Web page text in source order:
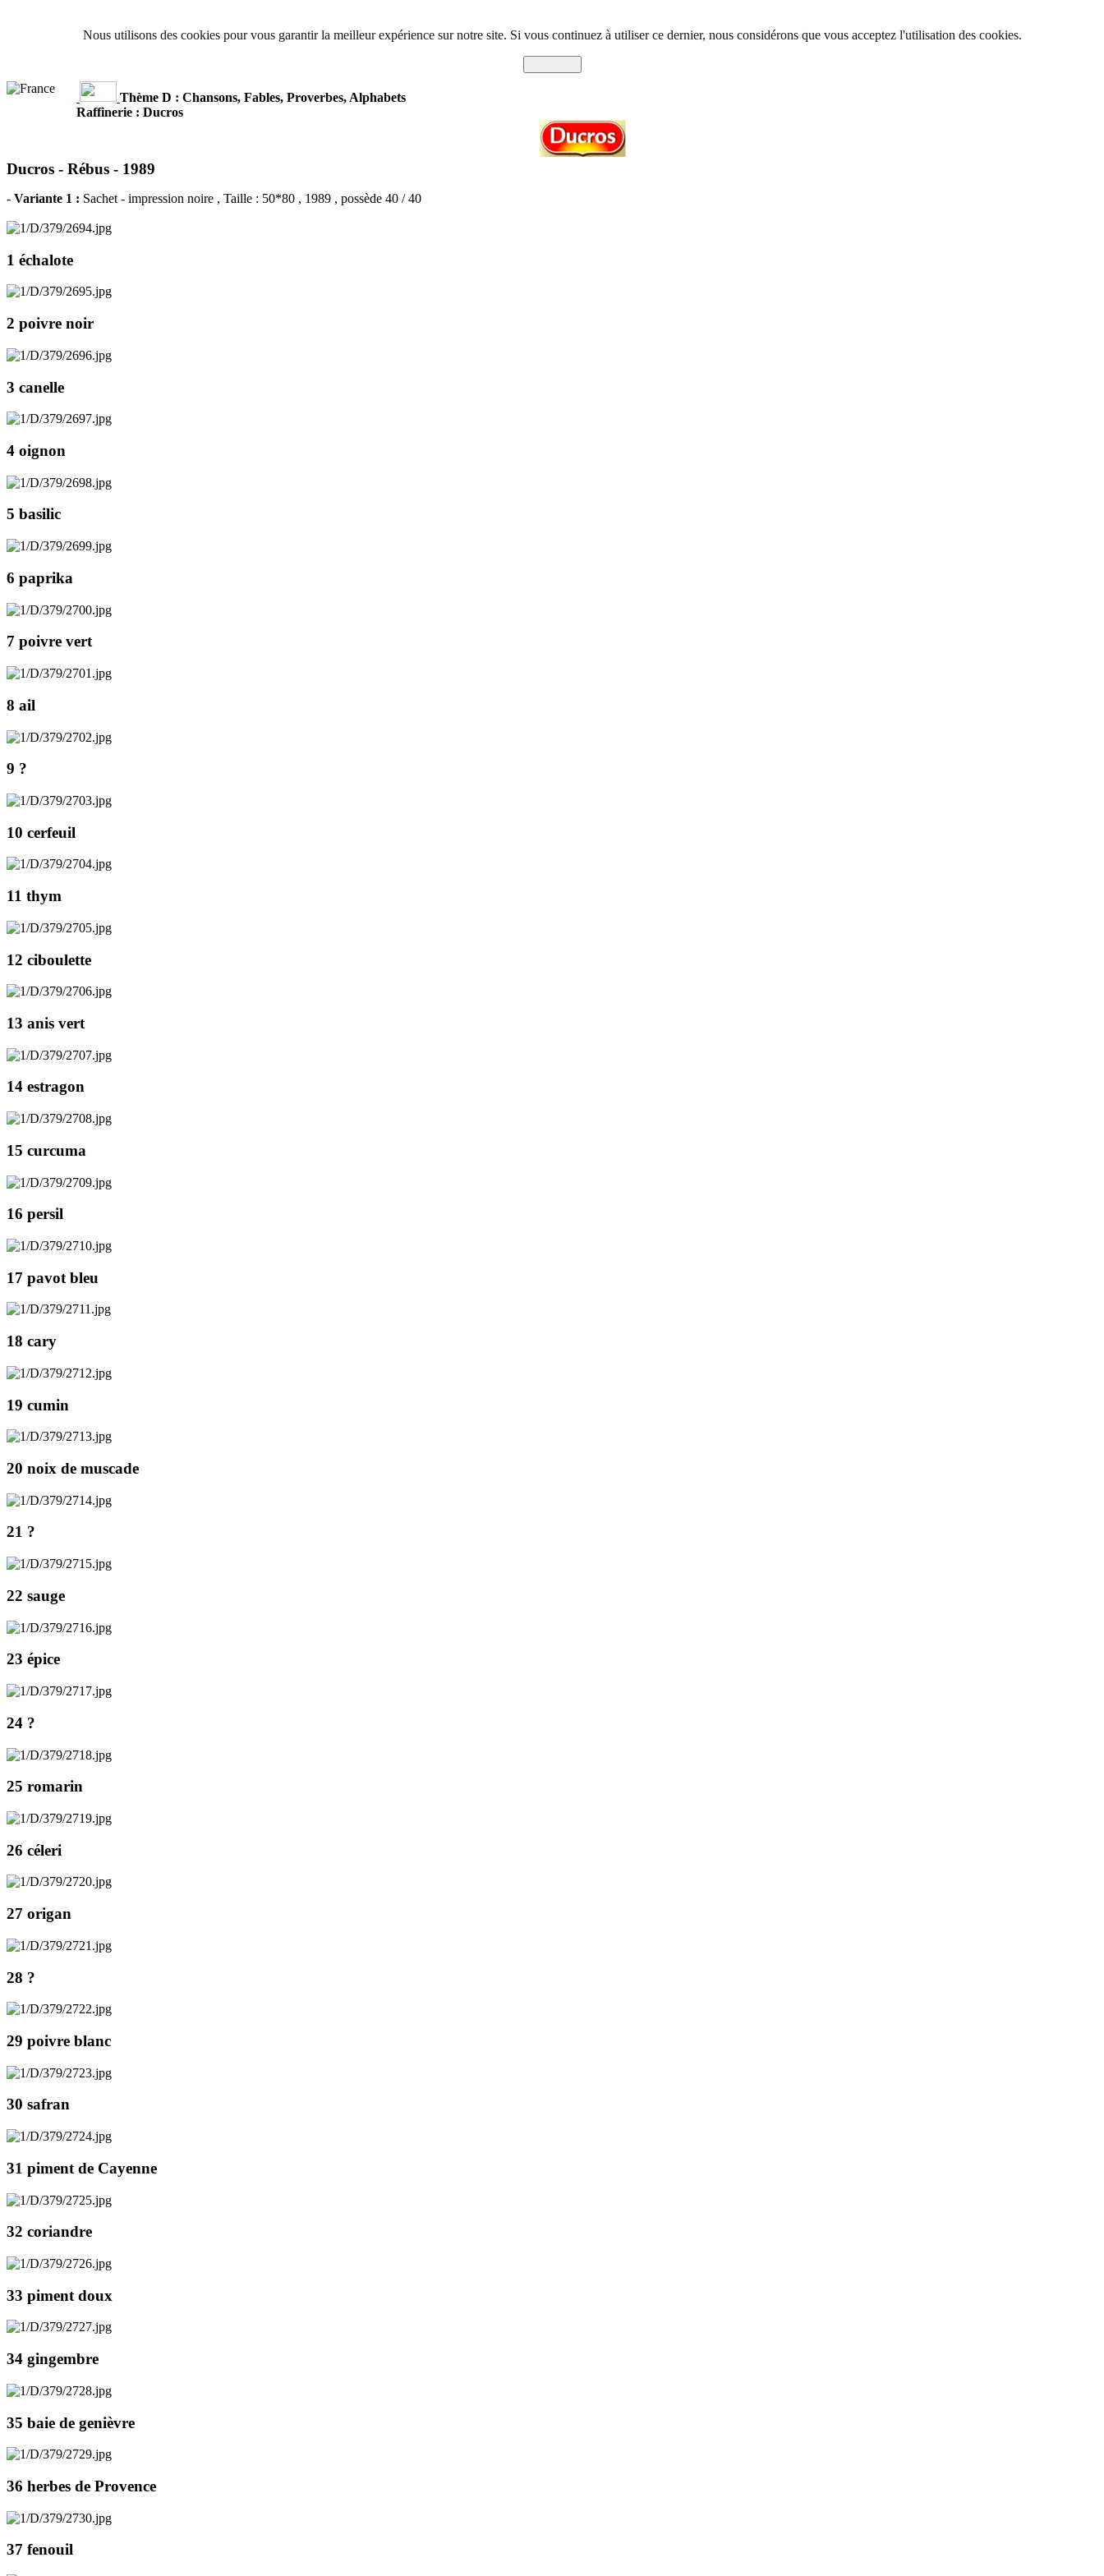
Nous utilisons des cookies pour vous garantir la meilleur expérience sur notre site. Si vous continuez à utiliser ce dernier, nous considérons que vous acceptez l'utilisation des cookies.
Thème D : Chansons, Fables, Proverbes, Alphabets
Raffinerie : Ducros
Ducros - Rébus - 1989
- Variante 1 : Sachet - impression noire , Taille : 50*80 , 1989 , possède 40 / 40
1 échalote
2 poivre noir
3 canelle
4 oignon
5 basilic
6 paprika
7 poivre vert
8 ail
9 ?
10 cerfeuil
11 thym
12 ciboulette
13 anis vert
14 estragon
15 curcuma
16 persil
17 pavot bleu
18 cary
19 cumin
20 noix de muscade
21 ?
22 sauge
23 épice
24 ?
25 romarin
26 céleri
27 origan
28 ?
29 poivre blanc
30 safran
31 piment de Cayenne
32 coriandre
33 piment doux
34 gingembre
35 baie de genièvre
36 herbes de Provence
37 fenouil